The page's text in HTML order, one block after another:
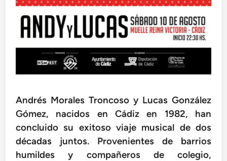
Andrés Morales Troncoso y Lucas González
Gómez, nacidos en Cádiz en 1982, han
concluido su exitoso viaje musical de dos
décadas juntos. Provenientes de barrios
humildes y compañeros de colegio,